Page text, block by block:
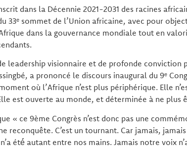
dans la Décennie 2021-2031 des racines
33ᵉ sommet de l’Union africaine, avec pour
dans la gouvernance mondiale tout en
leadership visionnaire et de profonde conviction
a prononcé le discours inaugural du 9ᵉ
où l’Afrique n’est plus périphérique. Elle
est ouverte au monde, et déterminée à ne plus
« ce 9ème Congrès n’est donc pas une
reconquête. C’est un tournant. Car jamais,
été́ autant entre nos mains. Jamais notre voix